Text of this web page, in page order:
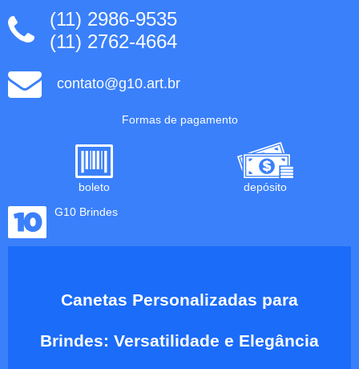
(11) 2986-9535
(11) 2762-4664
contato@g10.art.br
Formas de pagamento
boleto
depósito
G10 Brindes
Canetas Personalizadas para
Brindes: Versatilidade e Elegância